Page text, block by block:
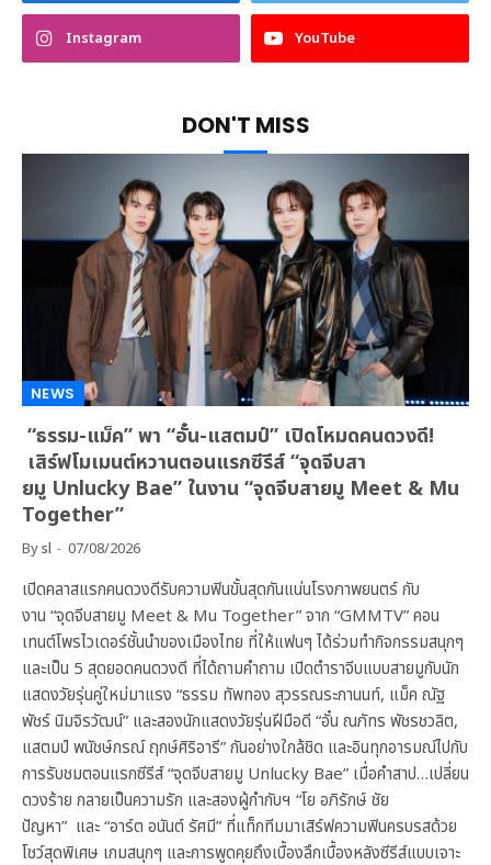
Instagram YouTube
DON'T MISS
NEWS
“ธรรม-แม็ค” พา “อั๋น-แสตมป์” เปิดโหมดคนดวงดี!
เสิร์ฟโมเมนต์หวานตอนแรกซีรีส์ “จุดจีบสา
ยมู Unlucky Bae” ในงาน “จุดจีบสายมู Meet & Mu
Together”
Bysl 07/08/2026
เปิดคลาสแรกคนดวงดีรับความฟินขั้นสุดกันแน่นโรงภาพยนตร์ กับ
งาน “จุดจีบสายมู Meet & Mu Together” จาก “GMMTV” คอน
เทนต์โพรไวเดอร์ชั้นนำของเมืองไทย ที่ให้แฟนๆ ได้ร่วมทำกิจกรรมสนุกๆ
และเป็น 5 สุดยอดคนดวงดี ที่ได้ถามคำถาม เปิดตำราจีบแบบสายมูกับนัก
แสดงวัยรุ่นคู่ใหม่มาแรง “ธรรม ทัพทอง สุวรรณระกานนท์, แม็ค ณัฐ
พัชร์ นิมจิรวัฒน์” และสองนักแสดงวัยรุ่นฝีมือดี “อั๋น ณภัทร พัชรชวลิต,
แสตมป์ พนัชษ์กรณ์ ฤกษ์ศิริอารี” กันอย่างใกล้ชิด และอินทุกอารมณ์ไปกับ
การรับชมตอนแรกซีรีส์ “จุดจีบสายมู Unlucky Bae” เมื่อคำสาป…เปลี่ยน
ดวงร้าย กลายเป็นความรัก และสองผู้กำกับฯ “โย อภิรักษ์ ชัย
ปัญหา” และ “อาร์ต อนันต์ รัศมี” ที่แท็กทีมมาเสิร์ฟความฟินครบรสด้วย
โชว์สุดพิเศษ เกมสนุกๆ และการพูดคุยถึงเบื้องลึกเบื้องหลังซีรีส์แบบเจาะ